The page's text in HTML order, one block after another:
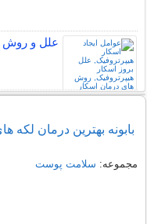
علل و روش
بابونه بهترين درمان لکه
مجموعه: سلامت پوست